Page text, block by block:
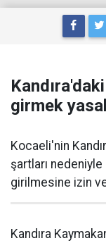
girmek
Kocaeli'nin
şartları
girilmesine izin
Kandıra